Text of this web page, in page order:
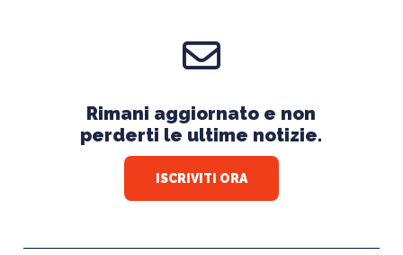
Rimani aggiornato e non
perderti le ultime notizie.
ISCRIVITI ORA